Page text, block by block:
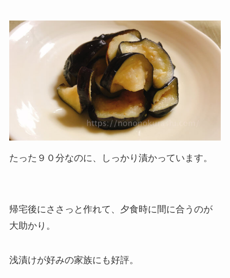
たった９０分なのに、しっかり漬かっています。
帰宅後にささっと作れて、夕食時に間に合うのが
大助かり。
浅漬けが好みの家族にも好評。